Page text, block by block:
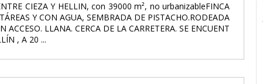
CIEZA Y HELLIN, con 39000 m², no urbanizableFINCA
Y CON AGUA, SEMBRADA DE PISTACHO.RODEADA
ACCESO. LLANA. CERCA DE LA CARRETERA. SE ENCUENT
, A 20 ...